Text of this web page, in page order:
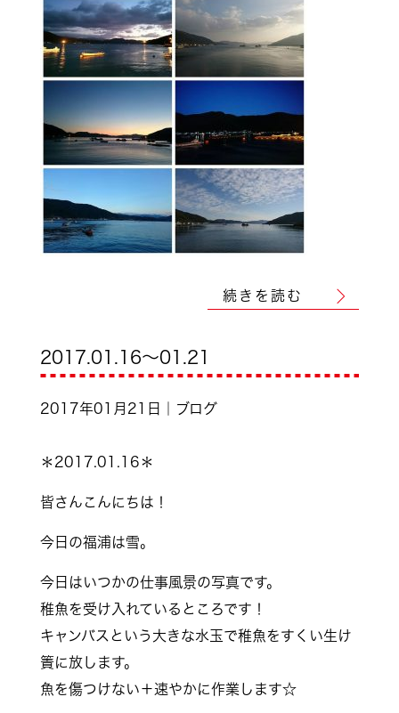
続きを読む
2017.01.16～01.21
2017年01月21日｜ブログ
＊2017.01.16＊
皆さんこんにちは！
今日の福浦は雪。
今日はいつかの仕事風景の写真です。
稚魚を受け入れているところです！
キャンバスという大きな水玉で稚魚をすくい生け
簀に放します。
魚を傷つけない＋速やかに作業します☆